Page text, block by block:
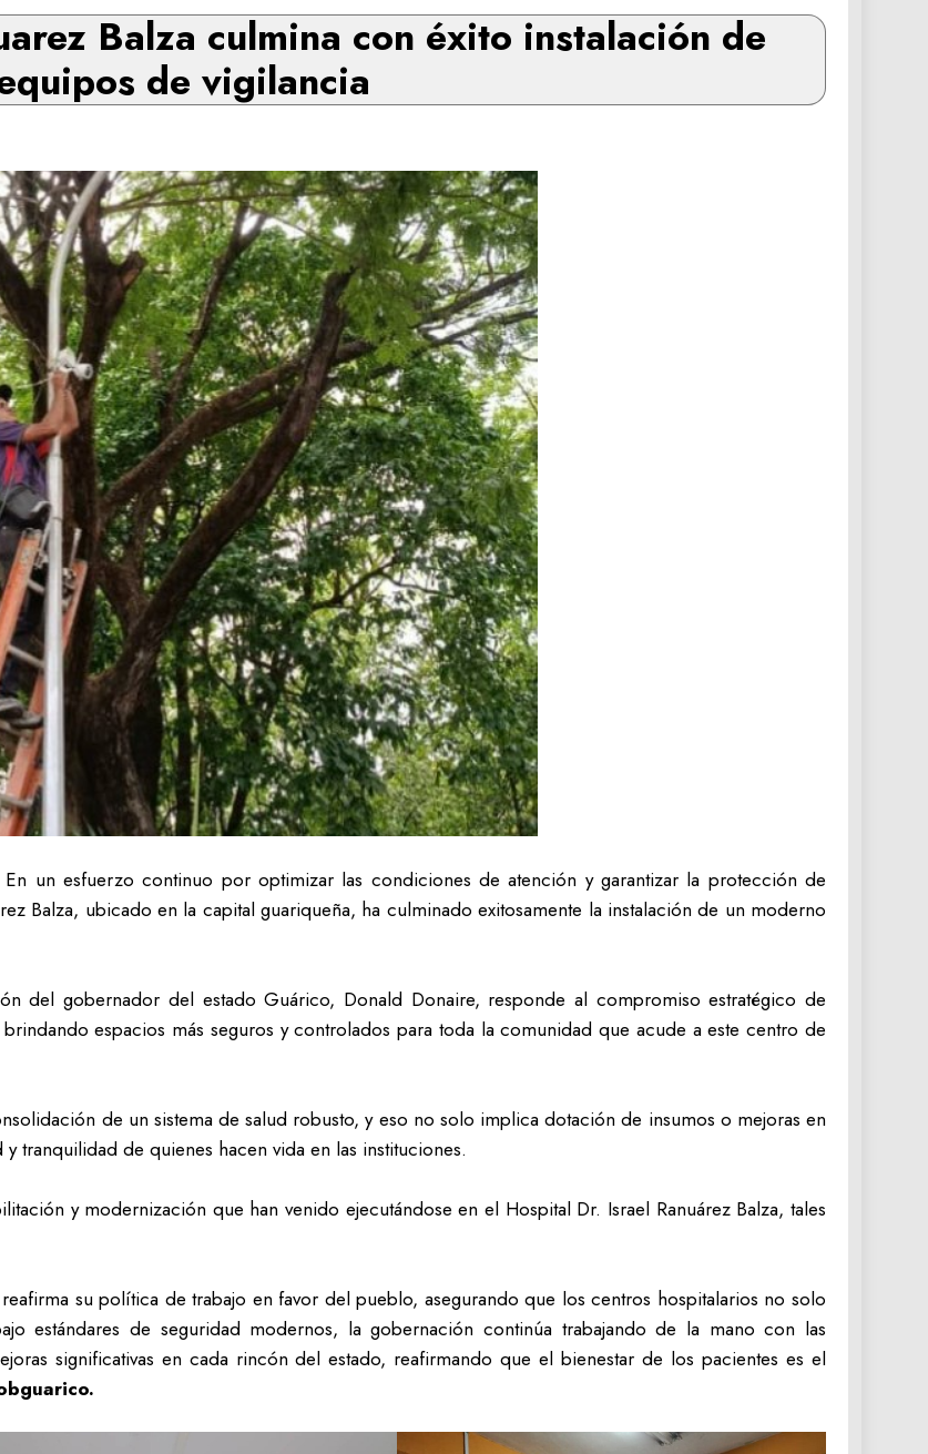
Balza culmina con éxito instalación de
de vigilancia
En un esfuerzo continuo por optimizar las condiciones de atención y garantizar la protección de
Balza, ubicado en la capital guariqueña, ha culminado exitosamente la instalación de un moderno
del gobernador del estado Guárico, Donald Donaire, responde al compromiso estratégico de
espacios más seguros y controlados para toda la comunidad que acude a este centro de
de un sistema de salud robusto, y eso no solo implica dotación de insumos o mejoras en
tranquilidad de quienes hacen vida en las instituciones.
y modernización que han venido ejecutándose en el Hospital Dr. Israel Ranuárez Balza, tales
su política de trabajo en favor del pueblo, asegurando que los centros hospitalarios no solo
estándares de seguridad modernos, la gobernación continúa trabajando de la mano con las
significativas en cada rincón del estado, reafirmando que el bienestar de los pacientes es el